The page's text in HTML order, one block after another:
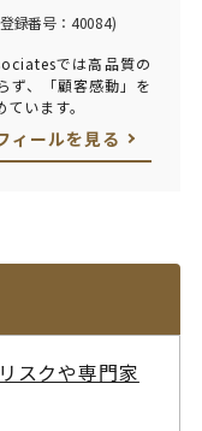
録番号：40084)
では高品質の
ず、「顧客感動」を
います。
ィールを見る
スクや専門家